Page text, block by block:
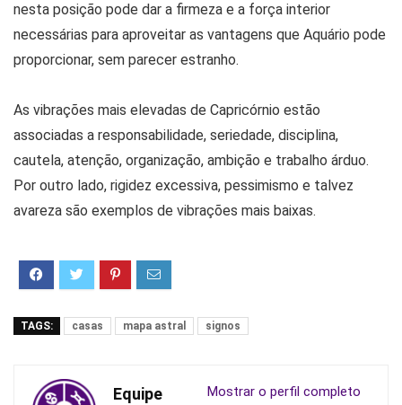
nesta posição pode dar a firmeza e a força interior
necessárias para aproveitar as vantagens que Aquário pode
proporcionar, sem parecer estranho.
As vibrações mais elevadas de Capricórnio estão
associadas a responsabilidade, seriedade, disciplina,
cautela, atenção, organização, ambição e trabalho árduo.
Por outro lado, rigidez excessiva, pessimismo e talvez
avareza são exemplos de vibrações mais baixas.
TAGS: casas mapa astral signos
Mostrar o perfil completo
Equipe